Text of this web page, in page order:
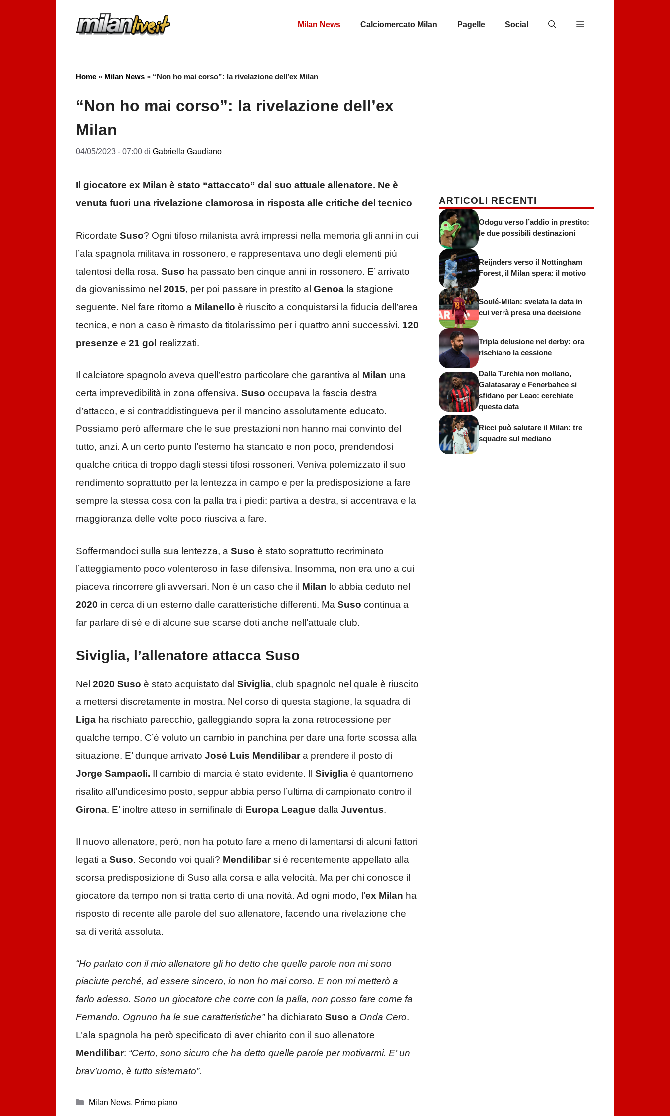
Milan News Calciomercato Milan Pagelle Social
Home » Milan News » “Non ho mai corso”: la rivelazione dell’ex Milan
“Non ho mai corso”: la rivelazione dell’ex
Milan
04/05/2023 - 07:00 di Gabriella Gaudiano
Il giocatore ex Milan è stato “attaccato” dal suo attuale allenatore. Ne è
venuta fuori una rivelazione clamorosa in risposta alle critiche del tecnico
Ricordate Suso? Ogni tifoso milanista avrà impressi nella memoria gli anni in cui
l’ala spagnola militava in rossonero, e rappresentava uno degli elementi più
talentosi della rosa. Suso ha passato ben cinque anni in rossonero. E’ arrivato
da giovanissimo nel 2015, per poi passare in prestito al Genoa la stagione
seguente. Nel fare ritorno a Milanello è riuscito a conquistarsi la fiducia dell’area
tecnica, e non a caso è rimasto da titolarissimo per i quattro anni successivi. 120
presenze e 21 gol realizzati.
Il calciatore spagnolo aveva quell’estro particolare che garantiva al Milan una
certa imprevedibilità in zona offensiva. Suso occupava la fascia destra
d’attacco, e si contraddistingueva per il mancino assolutamente educato.
Possiamo però affermare che le sue prestazioni non hanno mai convinto del
tutto, anzi. A un certo punto l’esterno ha stancato e non poco, prendendosi
qualche critica di troppo dagli stessi tifosi rossoneri. Veniva polemizzato il suo
rendimento soprattutto per la lentezza in campo e per la predisposizione a fare
sempre la stessa cosa con la palla tra i piedi: partiva a destra, si accentrava e la
maggioranza delle volte poco riusciva a fare.
Soffermandoci sulla sua lentezza, a Suso è stato soprattutto recriminato
l’atteggiamento poco volenteroso in fase difensiva. Insomma, non era uno a cui
piaceva rincorrere gli avversari. Non è un caso che il Milan lo abbia ceduto nel
2020 in cerca di un esterno dalle caratteristiche differenti. Ma Suso continua a
far parlare di sé e di alcune sue scarse doti anche nell’attuale club.
Siviglia, l’allenatore attacca Suso
Nel 2020 Suso è stato acquistato dal Siviglia, club spagnolo nel quale è riuscito
a mettersi discretamente in mostra. Nel corso di questa stagione, la squadra di
Liga ha rischiato parecchio, galleggiando sopra la zona retrocessione per
qualche tempo. C’è voluto un cambio in panchina per dare una forte scossa alla
situazione. E’ dunque arrivato José Luis Mendilibara prendere il posto di
Jorge Sampaoli. Il cambio di marcia è stato evidente. Il Siviglia è quantomeno
risalito all’undicesimo posto, seppur abbia perso l’ultima di campionato contro il
Girona. E’ inoltre atteso in semifinale di Europa League dalla Juventus.
Il nuovo allenatore, però, non ha potuto fare a meno di lamentarsi di alcuni fattori
legati a Suso. Secondo voi quali? Mendilibarsi è recentemente appellato alla
scorsa predisposizione di Suso alla corsa e alla velocità. Ma per chi conosce il
giocatore da tempo non si tratta certo di una novità. Ad ogni modo, l’ex Milan ha
risposto di recente alle parole del suo allenatore, facendo una rivelazione che
sa di verità assoluta.
“Ho parlato con il mio allenatore gli ho detto che quelle parole non mi sono
piaciute perché, ad essere sincero, io non ho mai corso. E non mi metterò a
farlo adesso. Sono un giocatore che corre con la palla, non posso fare come fa
Fernando. Ognuno ha le sue caratteristiche” ha dichiarato Suso a Onda Cero.
L’ala spagnola ha però specificato di aver chiarito con il suo allenatore
Mendilibar: “Certo, sono sicuro che ha detto quelle parole per motivarmi. E’ un
brav’uomo, è tutto sistemato”.
Categorie
Milan News, Primo piano
ARTICOLI RECENTI
Odogu verso l’addio in prestito:
le due possibili destinazioni
Reijnders verso il Nottingham
Forest, il Milan spera: il motivo
Soulé-Milan: svelata la data in
cui verrà presa una decisione
Tripla delusione nel derby: ora
rischiano la cessione
Dalla Turchia non mollano,
Galatasaray e Fenerbahce si
sfidano per Leao: cerchiate
questa data
Ricci può salutare il Milan: tre
squadre sul mediano